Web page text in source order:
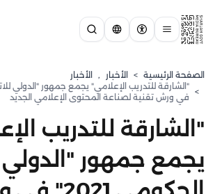
الصفحة الرئيسية > الأخبار , الأخبار
>
في ورش تقنية لصناعة المحتوى الإعلامي الجديد
"الشارقة للتدريب
يجمع جمهور "الدولي